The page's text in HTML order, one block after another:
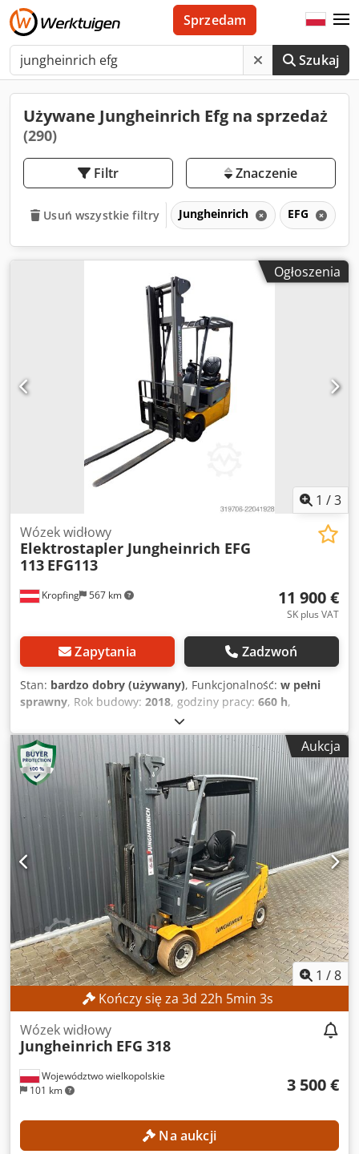
Szukaj
Sprzedam
Używane Jungheinrich Efg na sprzedaż
(290)
Filtr Znaczenie
Usuń wszystkie filtry Jungheinrich EFG
Ogłoszenia
1 /3
Kropfing 567 km
Wózek widłowy
Elektrostapler Jungheinrich EFG
113 EFG113
11 900 €
SK plus VAT
Zapytania Zadzwoń
Stan: bardzo dobry (używany), Funkcjonalność: w pełni
sprawny, Rok budowy: 2018, godziny pracy: 660 h,
, wysokość podnoszenia:
wolny skok podnoszenia:700 mm, środek ciężkości
ładunku:500 mm , rodzaj paliwa: elektryczny, typ masztu:
inny, typ przekładni:automatyczny
, pojemność baterii:
805 Ach , napięcie akumulatora:24 V, kolor:żółty,
Oznakowanie CE, osłona głowy, pełna
historia serwisowa, przesuw boczny, widły do palet, Tylko
660 motogodzin, elektryczny wózek widłowy Jungheinrich
EFG 113, wysokość podnoszenia 4000 mm, widły
1200x100x35 mm, dach ochronny dla operatora,
kratownica zabezpieczająca ładunek, regularne przeglądy,
rok produkcji 2018. Dcodpfxszazmks Acfok
Aukcja
1 /8
Kończy się za 3d 22h 5min 2s
Województwo wielkopolskie
101 km
Wózek widłowy
Jungheinrich EFG 318
3 500 €
Na aukcji